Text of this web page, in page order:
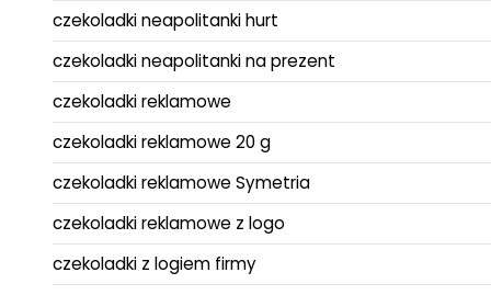
czekoladki neapolitanki hurt
czekoladki neapolitanki na prezent
czekoladki reklamowe
czekoladki reklamowe 20 g
czekoladki reklamowe Symetria
czekoladki reklamowe z logo
czekoladki z logiem firmy